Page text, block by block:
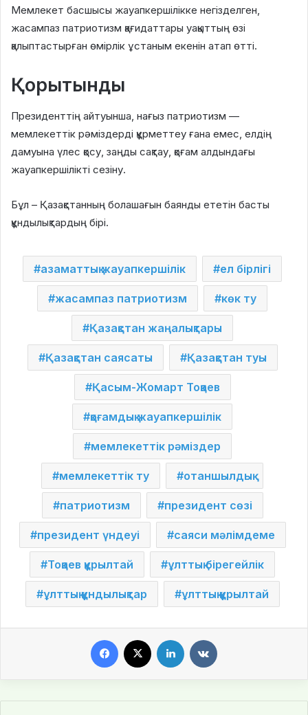
Мемлекет басшысы жауапкершілікке негізделген,
жасампаз патриотизм қағидаттары уақыттың өзі
қалыптастырған өмірлік ұстаным екенін атап өтті.
Қорытынды
Президенттің айтуынша, нағыз патриотизм —
мемлекеттік рәміздерді құрметтеу ғана емес, елдің
дамуына үлес қосу, заңды сақтау, қоғам алдындағы
жауапкершілікті сезіну.
Бұл – Қазақстанның болашағын баянды ететін басты
құндылықтардың бірі.
азаматтық жауапкершілік ел бірлігі
жасампаз патриотизм көк ту
Қазақстан жаңалықтары
Қазақстан саясаты Қазақстан туы
Қасым-Жомарт Тоқаев
қоғамдық жауапкершілік
мемлекеттік рәміздер
мемлекеттік ту отаншылдық
патриотизм президент сөзі
президент үндеуі саяси мәлімдеме
Тоқаев құрылтай ұлттық бірегейлік
ұлттық құндылықтар ұлттық құрылтай